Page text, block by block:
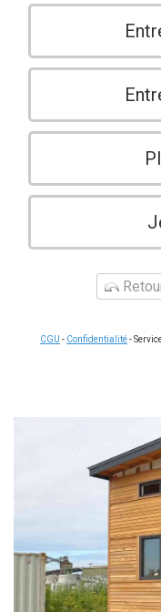
CGU - Confidentialité-